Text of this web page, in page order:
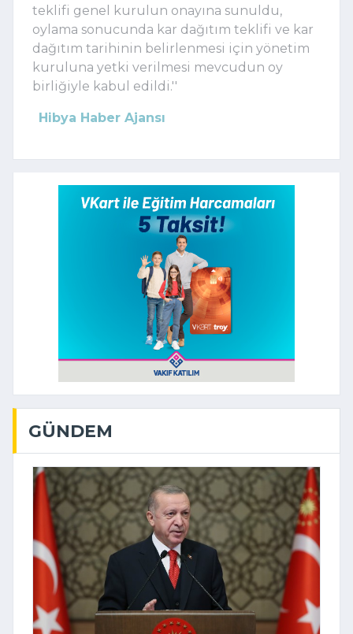
teklifi genel kurulun onayına sunuldu,
oylama sonucunda kar dağıtım teklifi ve kar
dağıtım tarihinin belirlenmesi için yönetim
kuruluna yetki verilmesi mevcudun oy
birliğiyle kabul edildi.''
Hibya Haber Ajansı
GÜNDEM